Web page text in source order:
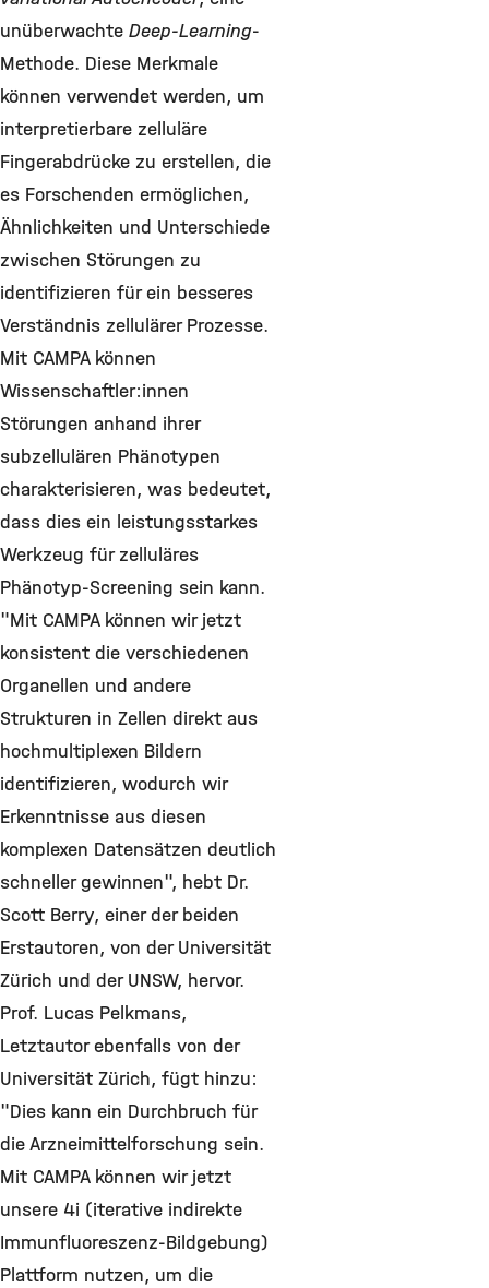
unüberwachte Deep-Learning-
Methode. Diese Merkmale
können verwendet werden, um
interpretierbare zelluläre
Fingerabdrücke zu erstellen, die
es Forschenden ermöglichen,
Ähnlichkeiten und Unterschiede
zwischen Störungen zu
identifizieren für ein besseres
Verständnis zellulärer Prozesse.
Mit CAMPA können
Wissenschaftler:innen
Störungen anhand ihrer
subzellulären Phänotypen
charakterisieren, was bedeutet,
dass dies ein leistungsstarkes
Werkzeug für zelluläres
Phänotyp-Screening sein kann.
"Mit CAMPA können wir jetzt
konsistent die verschiedenen
Organellen und andere
Strukturen in Zellen direkt aus
hochmultiplexen Bildern
identifizieren, wodurch wir
Erkenntnisse aus diesen
komplexen Datensätzen deutlich
schneller gewinnen", hebt Dr.
Scott Berry, einer der beiden
Erstautoren, von der Universität
Zürich und der UNSW, hervor.
Prof. Lucas Pelkmans,
Letztautor ebenfalls von der
Universität Zürich, fügt hinzu:
"Dies kann ein Durchbruch für
die Arzneimittelforschung sein.
Mit CAMPA können wir jetzt
unsere 4i (iterative indirekte
Immunfluoreszenz-Bildgebung)
Plattform nutzen, um die